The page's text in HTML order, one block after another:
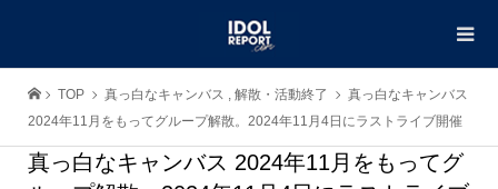
TOP 真っ白なキャンバス , 解散・活動終了
真っ白なキャンバス
2024年11月をもってグループ解散。2024年11月4日にラストライブ開催
真っ白なキャンバス 2024年11月をもってグ